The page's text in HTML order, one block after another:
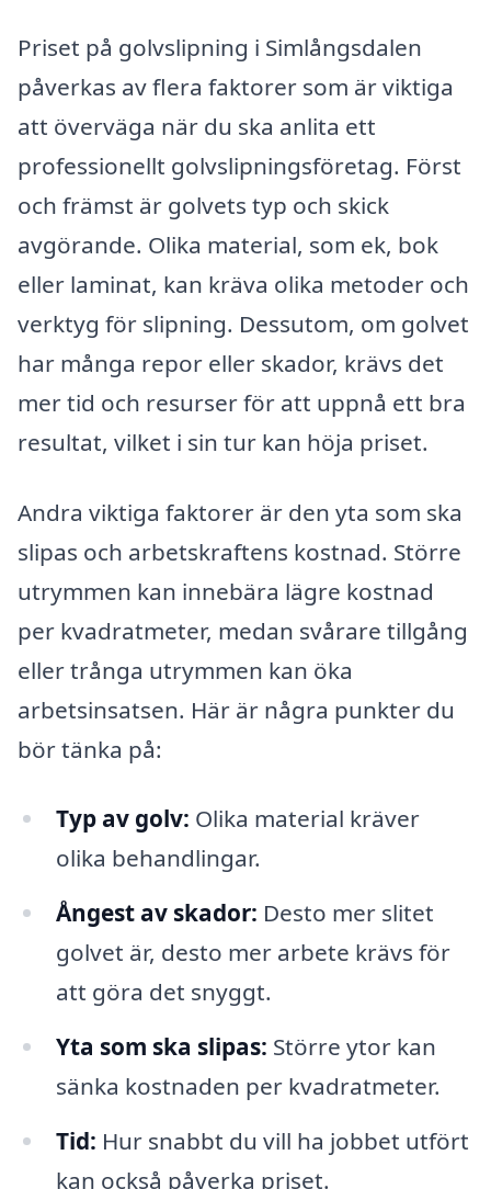
Priset på golvslipning i Simlångsdalen
påverkas av flera faktorer som är viktiga
att överväga när du ska anlita ett
professionellt golvslipningsföretag. Först
och främst är golvets typ och skick
avgörande. Olika material, som ek, bok
eller laminat, kan kräva olika metoder och
verktyg för slipning. Dessutom, om golvet
har många repor eller skador, krävs det
mer tid och resurser för att uppnå ett bra
resultat, vilket i sin tur kan höja priset.
Andra viktiga faktorer är den yta som ska
slipas och arbetskraftens kostnad. Större
utrymmen kan innebära lägre kostnad
per kvadratmeter, medan svårare tillgång
eller trånga utrymmen kan öka
arbetsinsatsen. Här är några punkter du
bör tänka på:
Typ av golv: Olika material kräver
olika behandlingar.
Ångest av skador: Desto mer slitet
golvet är, desto mer arbete krävs för
att göra det snyggt.
Yta som ska slipas: Större ytor kan
sänka kostnaden per kvadratmeter.
Tid: Hur snabbt du vill ha jobbet utfört
kan också påverka priset.